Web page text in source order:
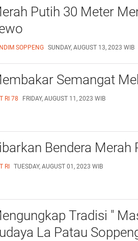
Putih 30 Meter
SOPPENG SUNDAY, AUGUST 13, 2023 WIB
Semangat
RI 78 FRIDAY, AUGUST 11, 2023 WIB
Bendera Merah
RI TUESDAY, AUGUST 01, 2023 WIB
Tradisi "
La Patau